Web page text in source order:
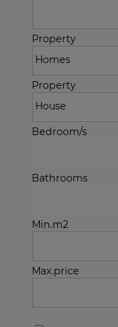
Property
Property
Bedroom/s
Bathrooms
Min.m2
Max.price